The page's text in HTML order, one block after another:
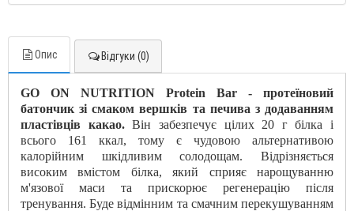
Опис Відгуки (0)
GO ON NUTRITION Protein Bar - протеїновий
батончик зі смаком вершків та печива з додаванням
пластівців какао.Він забезпечує цілих 20 г білка і
всього 161 ккал, тому є чудовою альтернативою
калорійним шкідливим солодощам. Відрізняється
високим вмістом білка, який сприяє нарощуванню
м'язової маси та прискорює регенерацію після
тренування. Буде відмінним та смачним перекушуванням